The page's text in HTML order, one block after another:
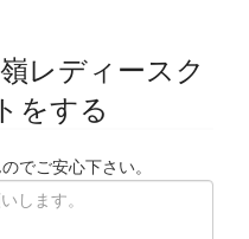
レディースク
をする
でご安心下さい。